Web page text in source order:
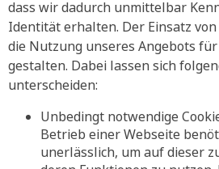
dass wir dadurch unmittelbar
Identität erhalten. Der Einsatz von
die Nutzung unseres Angebots
gestalten. Dabei lassen sich
unterscheiden:
Unbedingt notwendige
Betrieb einer Webseite
unerlässlich, um auf dieser